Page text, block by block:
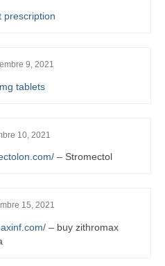
prescription
9, 2021
tablets
10, 2021
– Stromectol
15, 2021
– buy zithromax